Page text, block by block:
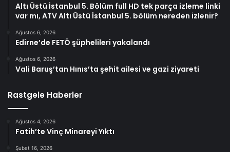
Altı Üstü İstanbul 5. Bölüm full HD tek parça izleme linki
var mı, ATV Altı Üstü İstanbul 5. bölüm nereden izlenir?
Ağustos 6, 2026
Edirne’de FETÖ şüphelileri yakalandı
Ağustos 6, 2026
Vali Baruş’tan Hınıs’ta şehit ailesi ve gazi ziyareti
Rastgele Haberler
Ağustos 4, 2026
Fatih’te Vinç Minareyi Yıktı
Şubat 16, 2026